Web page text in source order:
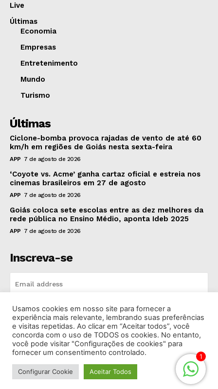
Live
Últimas
Economia
Empresas
Entretenimento
Mundo
Turismo
Últimas
Ciclone-bomba provoca rajadas de vento de até 60
km/h em regiões de Goiás nesta sexta-feira
APP 7 de agosto de 2026
‘Coyote vs. Acme’ ganha cartaz oficial e estreia nos
cinemas brasileiros em 27 de agosto
APP 7 de agosto de 2026
Goiás coloca sete escolas entre as dez melhores da
rede pública no Ensino Médio, aponta Ideb 2025
APP 7 de agosto de 2026
Inscreva-se
INSCREVA-SE
I've read and accept thePrivacy Policy.
© 2026 Rádio Bandeirantes Goiânia. Todos os Direitos
Reservados.
1
Usamos cookies em nosso site para fornecer a
experiência mais relevante, lembrando suas preferências
e visitas repetidas. Ao clicar em “Aceitar todos”, você
concorda com o uso de TODOS os cookies. No entanto,
você pode visitar "Configurações de cookies" para
fornecer um consentimento controlado.
Configurar Cookie Aceitar Todos